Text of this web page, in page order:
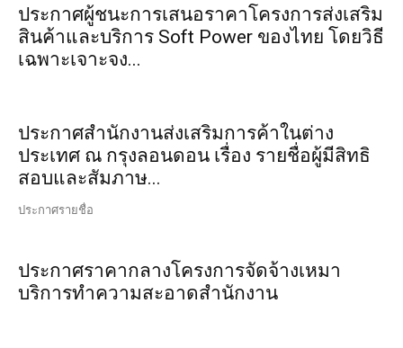
ประกาศผู้ชนะการเสนอราคาโครงการส่งเสริม
สินค้าและบริการ Soft Power ของไทย โดยวิธี
เฉพาะเจาะจง...
ประกาศสำนักงานส่งเสริมการค้าในต่าง
ประเทศ ณ กรุงลอนดอน เรื่อง รายชื่อผู้มีสิทธิ
สอบและสัมภาษ...
ประกาศรายชื่อ
ประกาศราคากลางโครงการจัดจ้างเหมา
บริการทำความสะอาดสำนักงาน